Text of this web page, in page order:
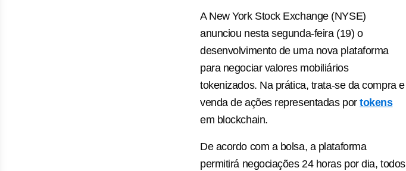
A New York Stock Exchange (NYSE)
anunciou nesta segunda-feira (19) o
desenvolvimento de uma nova plataforma
para negociar valores mobiliários
tokenizados. Na prática, trata-se da compra e
venda de ações representadas portokens
em blockchain.
De acordo com a bolsa, a plataforma
permitirá negociações 24 horas por dia, todos